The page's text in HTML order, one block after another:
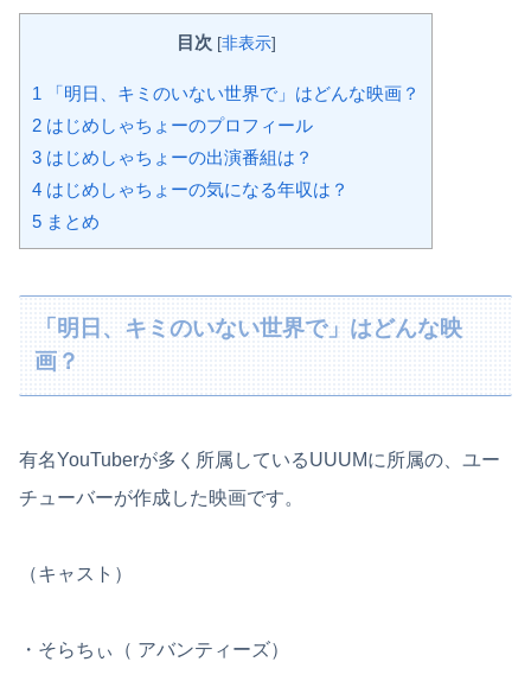
目次 [非表示]
1 「明日、キミのいない世界で」はどんな映画？
2 はじめしゃちょーのプロフィール
3 はじめしゃちょーの出演番組は？
4 はじめしゃちょーの気になる年収は？
5 まとめ
「明日、キミのいない世界で」はどんな映
画？
有名YouTuberが多く所属しているUUUMに所属の、ユー
チューバーが作成した映画です。
（キャスト）
・そらちぃ（ アバンティーズ）